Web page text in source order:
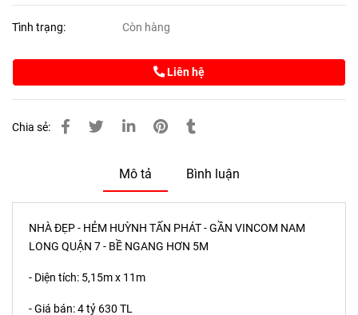
Tình trạng: Còn hàng
Liên hệ
Chia sẻ:
Mô tả Bình luận
NHÀ ĐẸP - HẺM HUỲNH TẤN PHÁT - GẦN VINCOM NAM
LONG QUẬN 7 - BỀ NGANG HƠN 5M
- Diện tích: 5,15m x 11m
- Giá bán: 4 tỷ 630 TL